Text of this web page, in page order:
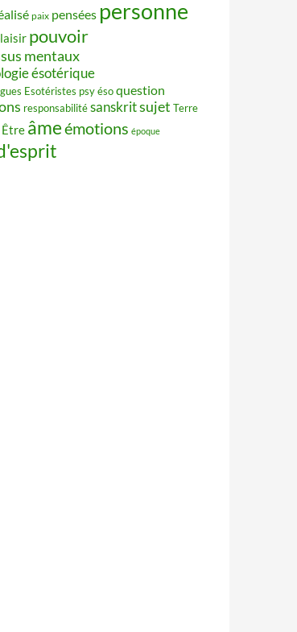
paix pensées personne
pouvoir
mentaux
ésotérique
Esotéristes psy ésoquestion
responsabilitésanskritsujet Terre
Être âmeémotions époque